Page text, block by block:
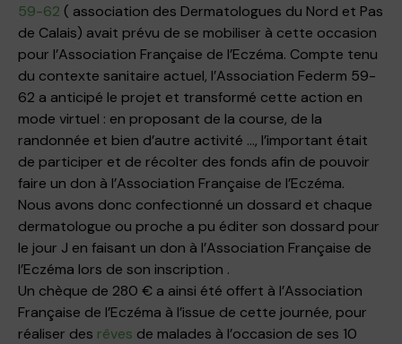
59-62 ( association des Dermatologues du Nord et Pas
de Calais) avait prévu de se mobiliser à cette occasion
pour l’Association Française de l’Eczéma. Compte tenu
du contexte sanitaire actuel, l’Association Federm 59-
62 a anticipé le projet et transformé cette action en
mode virtuel : en proposant de la course, de la
randonnée et bien d’autre activité …, l’important était
de participer et de récolter des fonds afin de pouvoir
faire un don à l’Association Française de l’Eczéma.
Nous avons donc confectionné un dossard et chaque
dermatologue ou proche a pu éditer son dossard pour
le jour J en faisant un don à l’Association Française de
l’Eczéma lors de son inscription .
Un chèque de 280 € a ainsi été offert à l’Association
Française de l’Eczéma à l’issue de cette journée, pour
réaliser des rêves de malades à l’occasion de ses 10